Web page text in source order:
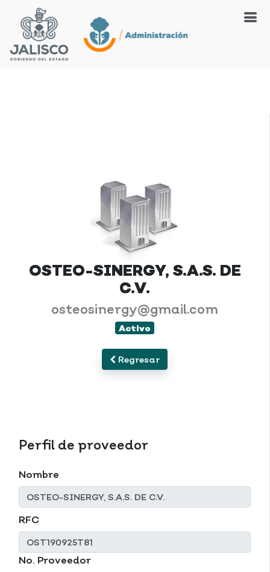
OSTEO-SINERGY, S.A.S. DE
C.V.
osteosinergy@gmail.com
Activo
Regresar
Perfil de proveedor
Nombre
RFC
No. Proveedor